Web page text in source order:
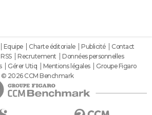
Equipe Charte éditoriale Publicité
Contact
RSS Recrutement
Données personnelles
Gérer Utiq Mentions légales
Groupe Figaro
© 2026 CCM Benchmark